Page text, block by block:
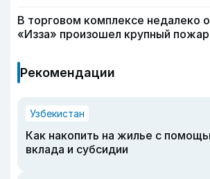
В торговом комплексе недалеко
«Изза» произошел крупный
Рекомендации
Узбекистан
Как накопить на жилье с
вклада и субсидии